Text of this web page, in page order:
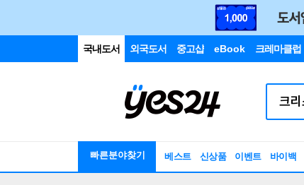
국내도서 외국도서 중고샵 eBook 크레마클럽
빠른분야찾기 베스트 신상품 이벤트 바이백